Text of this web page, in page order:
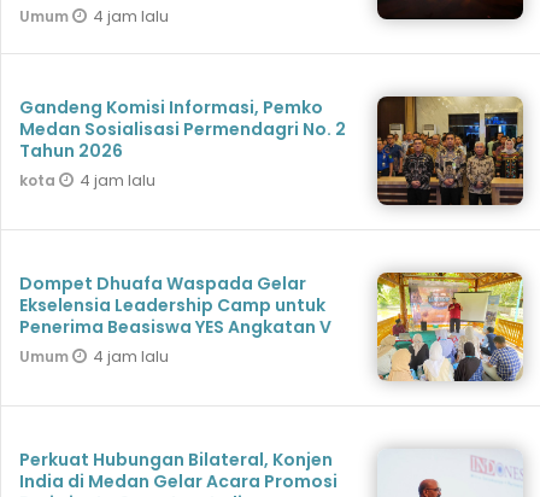
Umum 4 jam lalu
Gandeng Komisi Informasi, Pemko
Medan Sosialisasi Permendagri No. 2
Tahun 2026
kota 4 jam lalu
Dompet Dhuafa Waspada Gelar
Ekselensia Leadership Camp untuk
Penerima Beasiswa YES Angkatan V
Umum 4 jam lalu
Perkuat Hubungan Bilateral, Konjen
India di Medan Gelar Acara Promosi